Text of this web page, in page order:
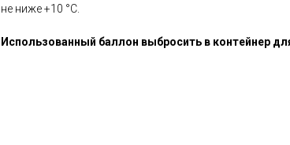
не ниже +10 °С.
Использованный баллон выбросить в контейнер